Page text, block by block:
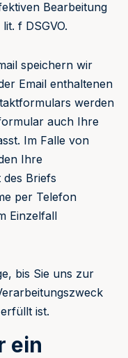
Bearbeitung
f DSGVO.
speichern wir
Email enthaltenen
werden
auch Ihre
Im Falle von
Ihre
Briefs
per Telefon
Einzelfall
bis Sie uns zur
ist.
ein